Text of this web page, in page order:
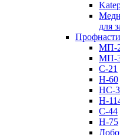
для
МП-
МП-
С-21
Н-60
НС-
Н-
С-44
Н-75